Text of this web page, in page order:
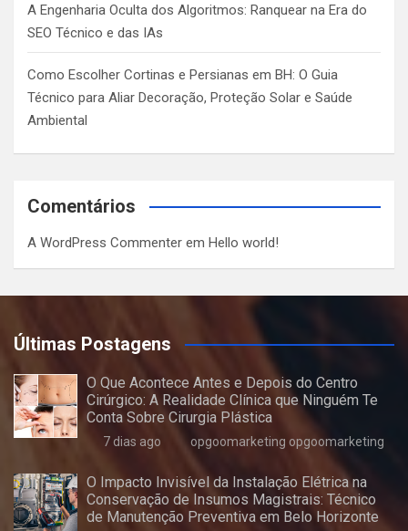
A Engenharia Oculta dos Algoritmos: Ranquear na Era do
SEO Técnico e das IAs
Como Escolher Cortinas e Persianas em BH: O Guia
Técnico para Aliar Decoração, Proteção Solar e Saúde
Ambiental
Comentários
A WordPress Commenter em Hello world!
Últimas Postagens
O Que Acontece Antes e Depois do Centro
Cirúrgico: A Realidade Clínica que Ninguém Te
Conta Sobre Cirurgia Plástica
7 dias ago opgoomarketing opgoomarketing
O Impacto Invisível da Instalação Elétrica na
Conservação de Insumos Magistrais: Técnico
de Manutenção Preventiva em Belo Horizonte